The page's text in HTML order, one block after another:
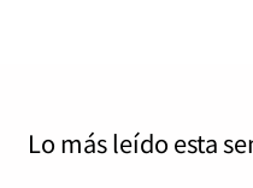
Lo más leído esta